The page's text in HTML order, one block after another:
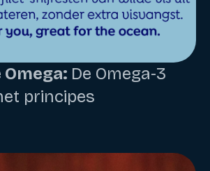
De Omega-3
principes